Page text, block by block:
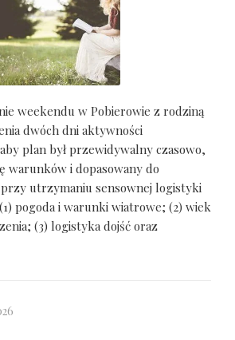
weekendu w Pobierowie z rodziną
dwóch dni aktywności
plan był przewidywalny czasowo,
warunków i dopasowany do
utrzymaniu sensownej logistyki
pogoda i warunki wiatrowe; (2) wiek
(3) logistyka dojść oraz